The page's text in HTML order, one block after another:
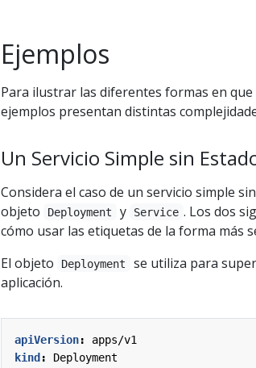
Ejemplos
Para ilustrar las diferentes formas en
ejemplos presentan distintas
Un Servicio Simple sin
Considera el caso de un servicio simple
objeto
Deployment y Service . Los dos
cómo usar las etiquetas de la forma más
El objeto
Deployment
se utiliza para
aplicación.
apiVersion:
apps/v1
kind :
Deployment